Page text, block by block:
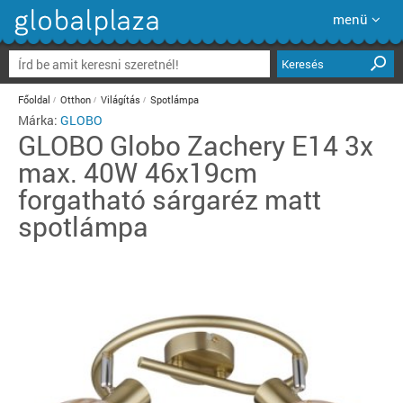
menü
Keresés
Főoldal Otthon Világítás Spotlámpa
Márka: GLOBO
GLOBO Globo Zachery E14 3x
max. 40W 46x19cm
forgatható sárgaréz matt
spotlámpa